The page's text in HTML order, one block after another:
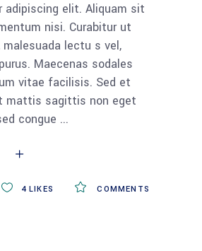
adipiscing elit. Aliquam sit
nisi. Curabitur ut
malesuada lectu s vel,
Maecenas sodales
vitae facilisis. Sed et
mattis sagittis non eget
congue
COMMENTS
4LIKES